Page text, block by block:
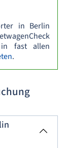
in Berlin
in fast allen
.